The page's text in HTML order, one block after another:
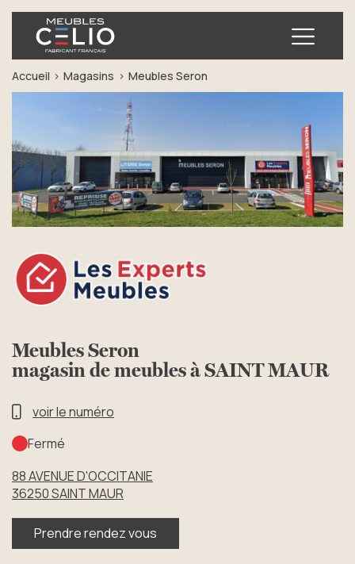
Accueil Magasins Meubles Seron
Meubles Seron
magasin de meubles à SAINT MAUR
voir le numéro
Fermé
88 AVENUE D'OCCITANIE
36250SAINT MAUR
Prendre rendez vous